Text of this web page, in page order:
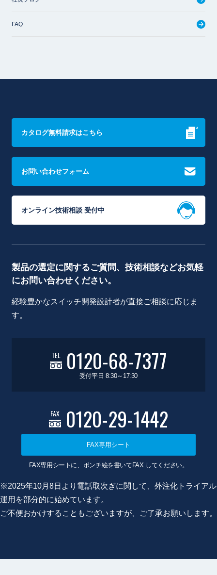
FAQ
カタログ無料請求はこちら
お問い合わせフォーム
オンライン技術相談 受付中
製品の選定に関するご質問、技術相談などお気軽
にお問い合わせください。
経験豊かなスイッチ開発設計者が直接ご相談に応じま
す。
TEL 0120-68-7377
受付平日 8:30～17:30
FAX 0120-29-1442
FAX専用シート
FAX専用シートに、ポンチ絵を書いてFAX してください。
※2025年10月8日より電話取次ぎに関して、外注化トライアル
運用を部分的に始めています。
ご不便おかけすることもございますが、ご了承お願いします。